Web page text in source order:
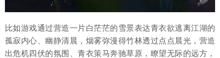
比如游戏通过营造一片白茫茫的雪景表达青衣欲逃离江湖的
孤寂内心、幽静清晨，烟雾弥漫得竹林透过点点晨光，营造
出危机四伏的氛围、青衣策马奔驰草原，瞭望无际的远方，